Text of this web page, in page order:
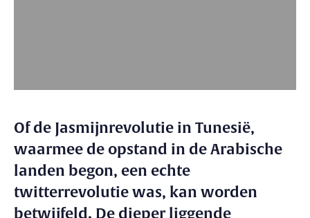
Of de Jasmijnrevolutie in Tunesië,
waarmee de opstand in de Arabische
landen begon, een echte
twitterrevolutie was, kan worden
betwijfeld. De dieper liggende